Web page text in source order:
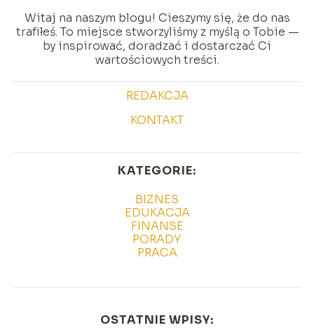
Witaj na naszym blogu! Cieszymy się, że do nas
trafiłeś. To miejsce stworzyliśmy z myślą o Tobie —
by inspirować, doradzać i dostarczać Ci
wartościowych treści.
REDAKCJA
KONTAKT
KATEGORIE:
BIZNES
EDUKACJA
FINANSE
PORADY
PRACA
OSTATNIE WPISY: